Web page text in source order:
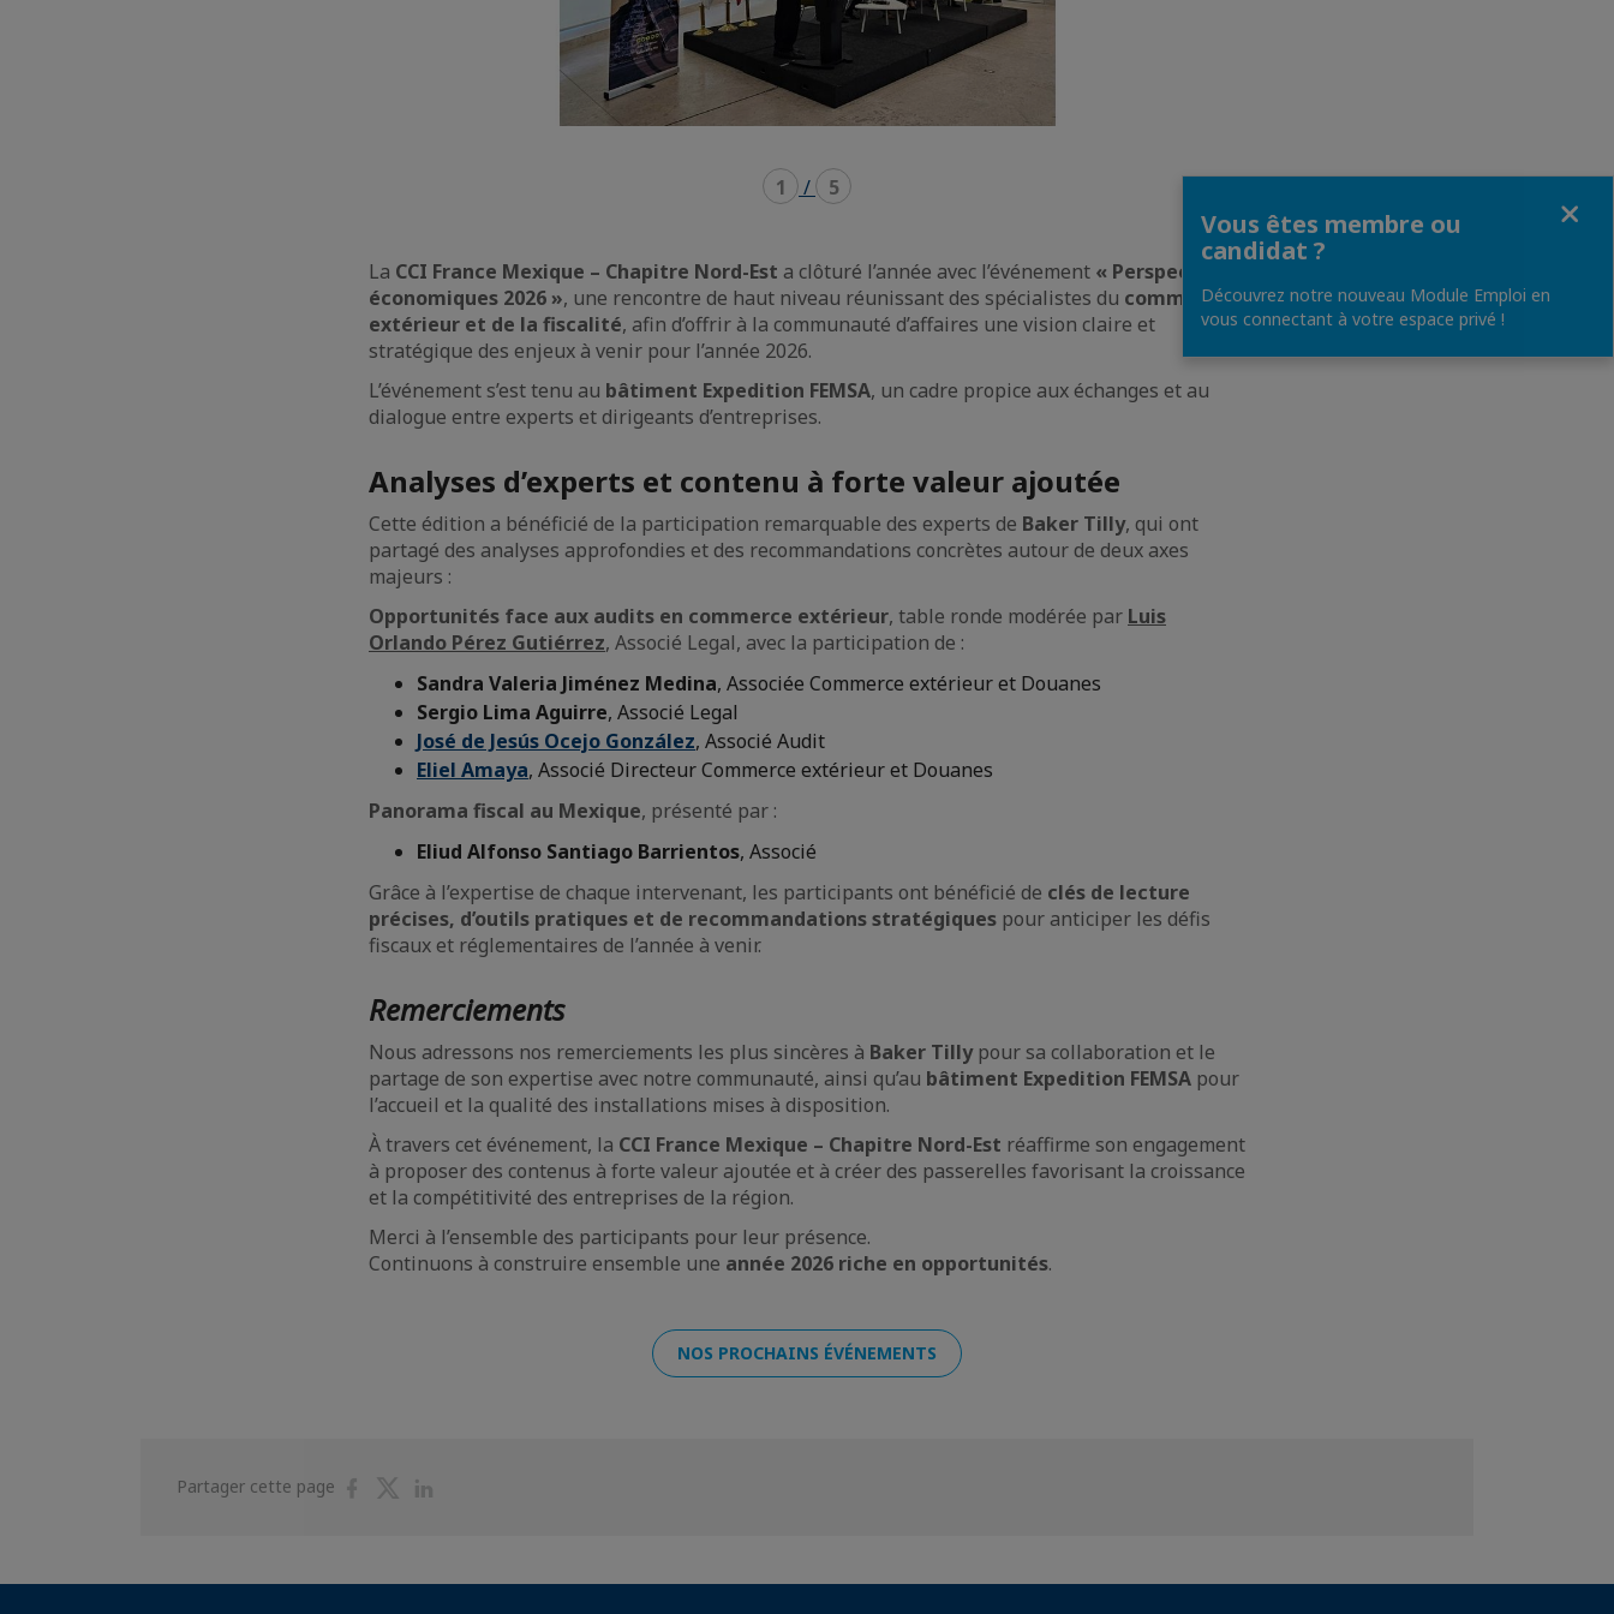
1 / 5
La CCI France Mexique – Chapitre Nord-Est a clôturé l’année avec l’événement « Perspectives
économiques 2026 », une rencontre de haut niveau réunissant des spécialistes du commerce
extérieur et de la fiscalité, afin d’offrir à la communauté d’affaires une vision claire et
stratégique des enjeux à venir pour l’année 2026.
L’événement s’est tenu au bâtiment Expedition FEMSA, un cadre propice aux échanges et au
dialogue entre experts et dirigeants d’entreprises.
Analyses d’experts et contenu à forte valeur ajoutée
Cette édition a bénéficié de la participation remarquable des experts de Baker Tilly, qui ont
partagé des analyses approfondies et des recommandations concrètes autour de deux axes
majeurs :
Opportunités face aux audits en commerce extérieur, table ronde modérée par Luis
Orlando Pérez Gutiérrez, Associé Legal, avec la participation de :
Sandra Valeria Jiménez Medina, Associée Commerce extérieur et Douanes
Sergio Lima Aguirre, Associé Legal
José de Jesús Ocejo González, Associé Audit
Eliel Amaya, Associé Directeur Commerce extérieur et Douanes
Panorama fiscal au Mexique, présenté par :
Eliud Alfonso Santiago Barrientos, Associé
Grâce à l’expertise de chaque intervenant, les participants ont bénéficié de clés de lecture
précises, d’outils pratiques et de recommandations stratégiques pour anticiper les défis
fiscaux et réglementaires de l’année à venir.
Remerciements
Nous adressons nos remerciements les plus sincères à Baker Tillypour sa collaboration et le
partage de son expertise avec notre communauté, ainsi qu’au bâtiment Expedition FEMSA pour
l’accueil et la qualité des installations mises à disposition.
À travers cet événement, la CCI France Mexique – Chapitre Nord-Est réaffirme son engagement
à proposer des contenus à forte valeur ajoutée et à créer des passerelles favorisant la croissance
et la compétitivité des entreprises de la région.
Merci à l’ensemble des participants pour leur présence.
Continuons à construire ensemble une année 2026 riche en opportunités.
NOS PROCHAINS ÉVÉNEMENTS
Partager cette page
PartagerPartager
Vous êtes membre ou
candidat ?
Découvrez notre nouveau Module Emploi en
vous connectant à votre espace privé !